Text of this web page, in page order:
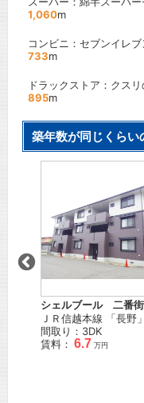
1,060m
コンビニ：セブンイレ
733m
ドラックストア：クス
895m
築年数が同じくらい
シェルブール 二番街
ＪＲ信越本線 「長野
間取り：3DK
賃料： 6.7 万円